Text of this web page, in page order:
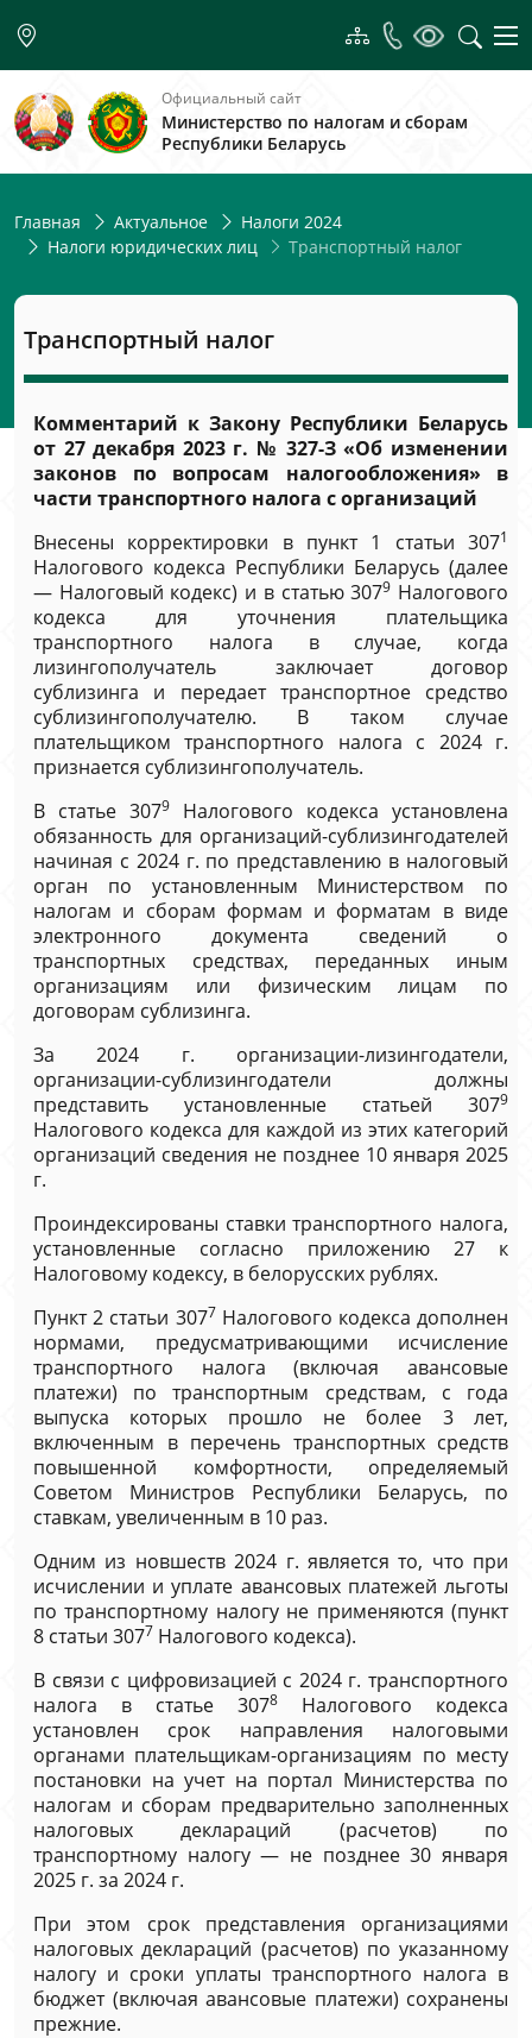
Официальный сайт
Министерство по налогам и сборам
Республики Беларусь
Главная Актуальное
Налоги 2024
Налоги юридических лиц
Транспортный налог
Транспортный налог
Комментарий к Закону Республики Беларусь
от 27 декабря 2023 г. № 327-З «Об изменении
законов по вопросам налогообложения» в
части транспортного налога с организаций
Внесены корректировки в пункт 1 статьи 3071
Налогового кодекса Республики Беларусь (далее
— Налоговый кодекс) и в статью 3079 Налогового
кодекса для уточнения плательщика
транспортного налога в случае, когда
лизингополучатель заключает договор
сублизинга и передает транспортное средство
сублизингополучателю. В таком случае
плательщиком транспортного налога с 2024 г.
признается сублизингополучатель.
В статье 3079
Налогового кодекса установлена
обязанность для организаций-сублизингодателей
начиная с 2024 г. по представлению в налоговый
орган по установленным Министерством по
налогам и сборам формам и форматам в виде
электронного документа сведений о
транспортных средствах, переданных иным
организациям или физическим лицам по
договорам сублизинга.
За 2024 г. организации-лизингодатели,
организации-сублизингодатели должны
представить установленные статьей 3079
Налогового кодекса для каждой из этих категорий
организаций сведения не позднее 10 января 2025
г.
Проиндексированы ставки транспортного налога,
установленные согласно приложению 27 к
Налоговому кодексу, в белорусских рублях.
Пункт 2 статьи 3077 Налогового кодекса дополнен
нормами, предусматривающими исчисление
транспортного налога (включая авансовые
платежи) по транспортным средствам, с года
выпуска которых прошло не более 3 лет,
включенным в перечень транспортных средств
повышенной комфортности, определяемый
Советом Министров Республики Беларусь, по
ставкам, увеличенным в 10 раз.
Одним из новшеств 2024 г. является то, что при
исчислении и уплате авансовых платежей льготы
по транспортному налогу не применяются (пункт
8 статьи 3077 Налогового кодекса).
В связи с цифровизацией с 2024 г. транспортного
налога в статье 3078
Налогового кодекса
установлен срок направления налоговыми
органами плательщикам-организациям по месту
постановки на учет на портал Министерства по
налогам и сборам предварительно заполненных
налоговых деклараций (расчетов) по
транспортному налогу — не позднее 30 января
2025 г. за 2024 г.
При этом срок представления организациями
налоговых деклараций (расчетов) по указанному
налогу и сроки уплаты транспортного налога в
бюджет (включая авансовые платежи) сохранены
прежние.